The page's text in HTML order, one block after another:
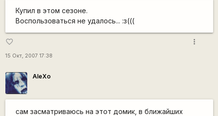
Купил в этом сезоне.
Воспользоваться не удалось... :з(((
favorite_border
15 Окт, 2007 17:38
more_vert
AleXo
сам засматриваюсь на этот домик, в ближайших